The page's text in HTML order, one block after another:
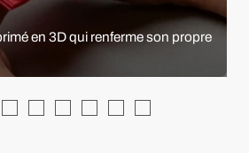
en 3D qui renferme son propre